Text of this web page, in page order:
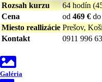
Rozsah kurzu
64 hodín
Cena
od 469 € do
Miesto reallizácie Prešov,
Kontakt
0911 996
Galéria